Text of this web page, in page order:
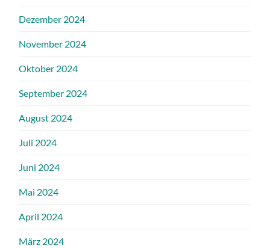
Dezember 2024
November 2024
Oktober 2024
September 2024
August 2024
Juli 2024
Juni 2024
Mai 2024
April 2024
März 2024